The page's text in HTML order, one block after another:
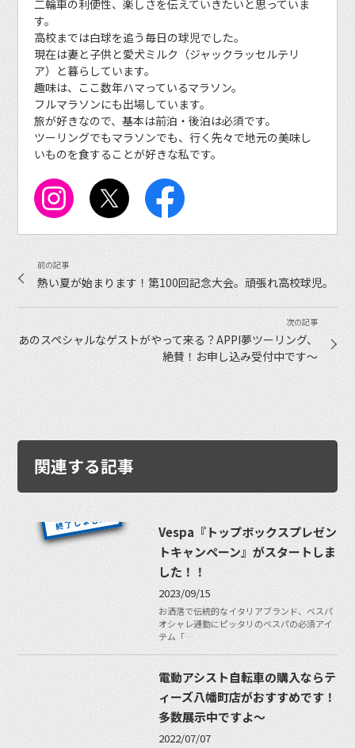
二輪車の利便性、楽しさを伝えていきたいと思っていま
す。
高校までは白球を追う毎日の球児でした。
現在は妻と子供と愛犬ミルク（ジャックラッセルテリ
ア）と暮らしています。
趣味は、ここ数年ハマっているマラソン。
フルマラソンにも出場しています。
旅が好きなので、基本は前泊・後泊は必須です。
ツーリングでもマラソンでも、行く先々で地元の美味し
いものを食することが好きな私です。
熱い夏が始まります！第100回記念大会。頑張れ高校球児。
あのスペシャルなゲストがやって来る？APPI夢ツーリング、
絶賛！お申し込み受付中です〜
関連する記事
Vespa『トップボックスプレゼン
トキャンペーン』がスタートしま
した！！
2023/09/15
お洒落で伝統的なイタリアブランド、ベスパ
オシャレ通勤にピッタリのベスパの必須アイ
テム「…
電動アシスト自転車の購入ならテ
ィーズ八幡町店がおすすめです！
多数展示中ですよ〜
2022/07/07